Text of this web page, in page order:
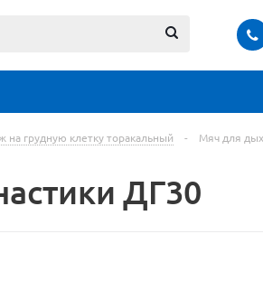
на грудную клетку торакальный -
Мяч для
ДГ30